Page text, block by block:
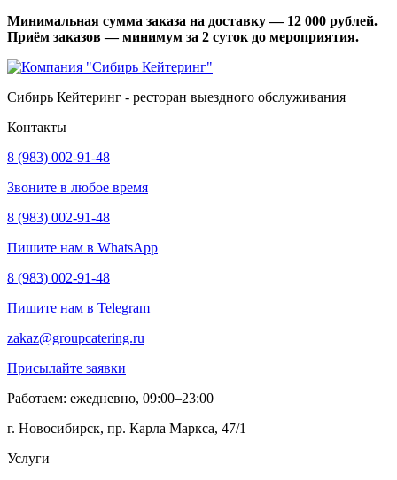
Минимальная сумма заказа на доставку — 12 000 рублей.
Приём заказов — минимум за 2 суток до мероприятия.
Сибирь Кейтеринг - ресторан выездного обслуживания
Контакты
8 (983) 002-91-48
Звоните в любое время
8 (983) 002-91-48
Пишите нам в WhatsApp
8 (983) 002-91-48
Пишите нам в Telegram
zakaz@groupcatering.ru
Присылайте заявки
Работаем: ежедневно, 09:00–23:00
г. Новосибирск, пр. Карла Маркса, 47/1
Услуги